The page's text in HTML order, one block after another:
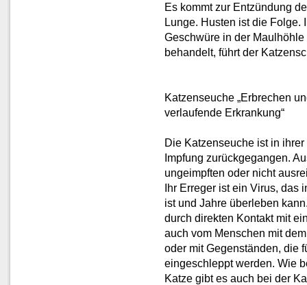
Es kommt zur Entzündung
Lunge. Husten ist die Folge.
Geschwüre in der
behandelt, führt der
Katzenseuche „Erbrechen
verlaufende Erkrankung“
Die Katzenseuche ist in
Impfung zurückgegangen.
ungeimpften oder nicht
Ihr Erreger ist ein Virus, das
ist und Jahre überleben
durch direkten Kontakt mit
auch vom Menschen mit
oder mit Gegenständen, die
eingeschleppt werden. Wie
Katze gibt es auch bei der